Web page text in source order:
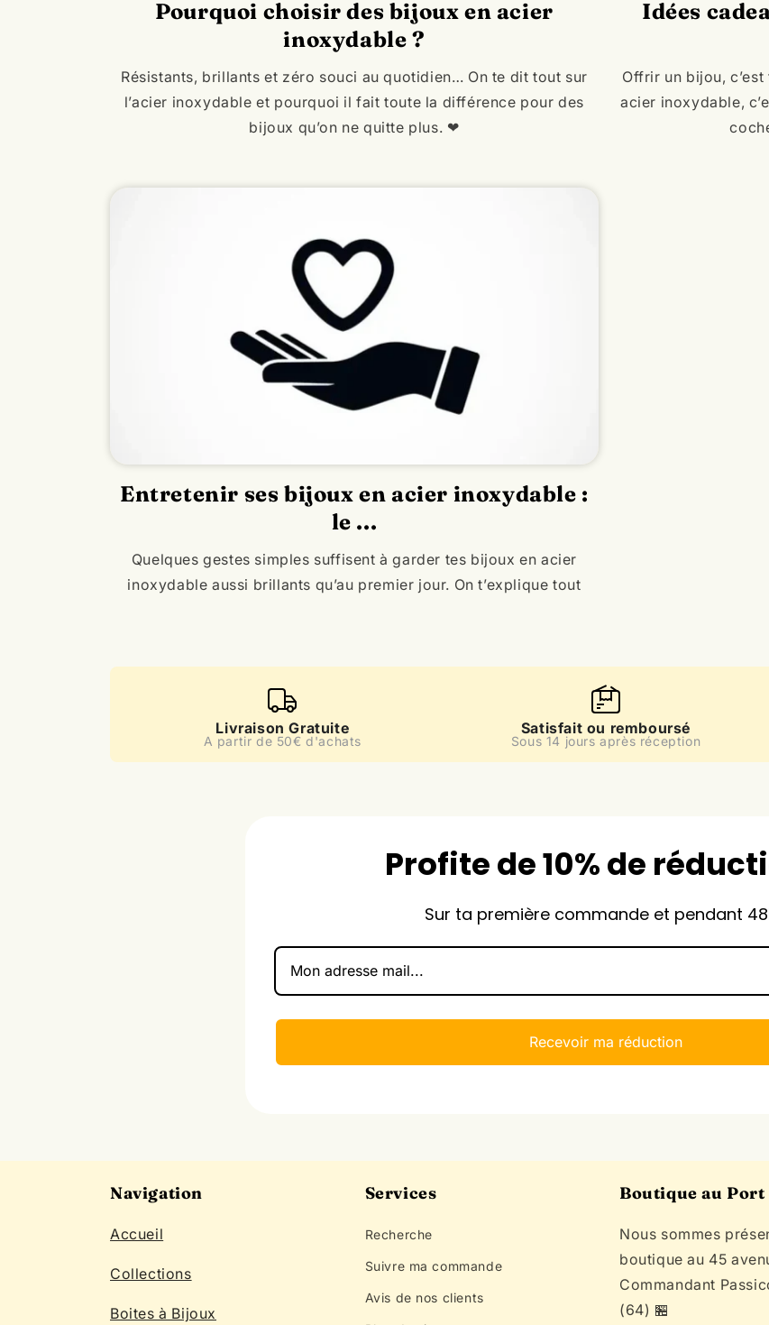
Pourquoi choisir des bijoux en acier
inoxydable ?
Résistants, brillants et zéro souci au quotidien… On te dit tout sur
l’acier inoxydable et pourquoi il fait toute la différence pour des
bijoux qu’on ne quitte plus. ❤
Idées
Offrir un bijou,
acier inoxydable,
Entretenir ses bijoux en acier inoxydable :
le ...
Quelques gestes simples suffisent à garder tes bijoux en acier
inoxydable aussi brillants qu’au premier jour. On t’explique tout
Livraison Gratuite
A partir de 50€ d'achats
Satisfait ou remboursé
Sous 14 jours après réception
Profite de 10% de
Sur ta première commande et pendant
Recevoir ma réduction
Navigation
Accueil
Collections
Boites à Bijoux
Services
Recherche
Suivre ma commande
Avis de nos clients
Boutique au Port
Nous sommes
boutique au 45
Commandant
(64) 🏪